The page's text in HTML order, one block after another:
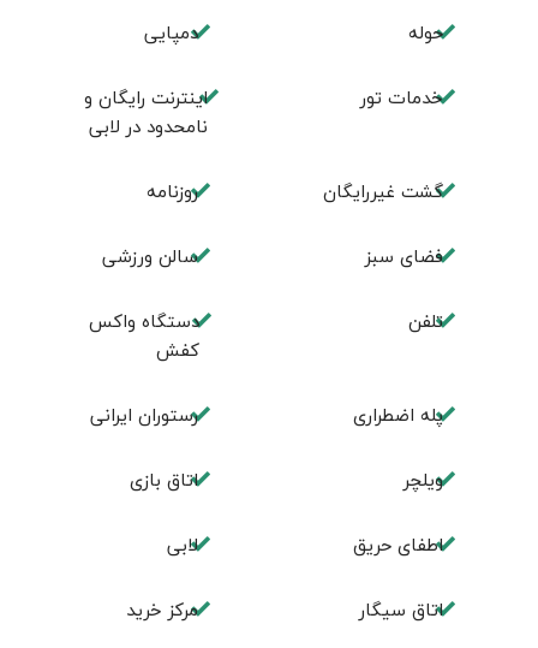
حوله دمپایی
خدمات تور
اینترنت رایگان و
نامحدود در لابی
گشت غیررایگان روزنامه
فضای سبز سالن ورزشی
تلفن
دستگاه واکس
کفش
پله اضطراری رستوران ایرانی
ویلچر اتاق بازی
اطفای حریق لابی
اتاق سیگار مرکز خرید